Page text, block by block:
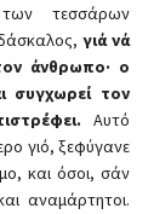
τεσσάρων
γιά νά
άνθρωπο· ο
συγχωρεί τον
Αυτό
γιό, ξεφύγανε
και όσοι, σάν
αναμάρτητοι.